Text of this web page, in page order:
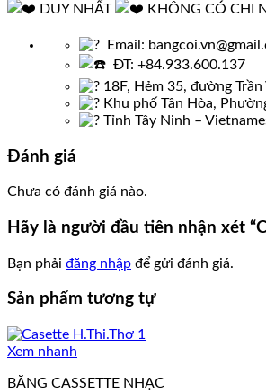
DUY NHẤT KHÔNG CÓ CHI
Email:
ĐT: +84.933.600.137
18F, Hẻm 35, đường Trần
Khu phố Tân Hòa,
Tỉnh Tây Ninh –
Đánh giá
Chưa có đánh giá nào.
Hãy là người đầu tiên nhận xét
Bạn phải đăng nhập để gửi đánh giá.
Sản phẩm tương tự
Xem nhanh
BĂNG CASSETTE NHẠC